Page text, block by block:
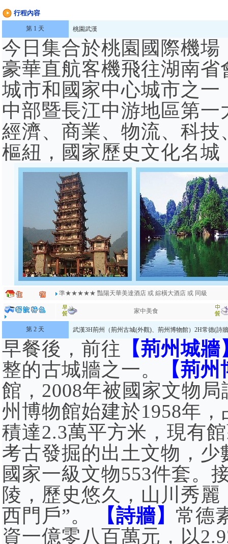
行程內容
第 1 天 桃園武漢
今日集合於桃園國際機
豪華直航客機飛往湖南省
城市和國家中心城市之
中部暨長江中游地區第
經濟、商業、物流、科
樞紐，國家歷史文化名
準★★★★★ 豔陽天華美達酒店 或 綜橫大酒店 或 同級
家中美食
第 2 天 武漢3H荊州（荊州古城(外觀)、荊州博物館） 2H常德(詩
早餐後，前往 【荊州城牆
整的古城牆之一。
【荊
館，2008年被國家文物
州博物館始建於1958年
積達2.3萬平方米，現有
考古發掘的出土文物，
國家一級文物553件套。
陵，歷史悠久，山川秀
西門戶”。
【詩牆】 常德
資一億零八百萬元，以